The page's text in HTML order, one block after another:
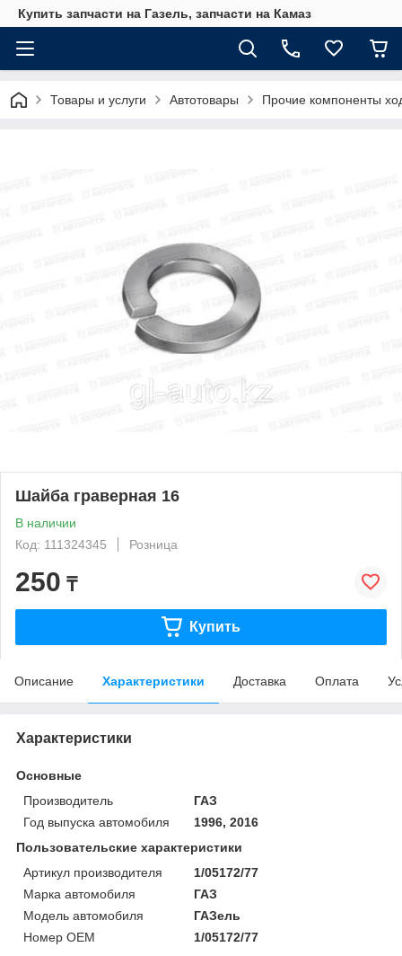
Купить запчасти на Газель, запчасти на Камаз
Товары и услуги Автотовары Прочие компоненты
Шайба граверная 16
В наличии
Код: 111324345
Розница
250 ₸
Купить
Описание Характеристики Доставка Оплата
Характеристики
Основные
Производитель
ГАЗ
Год выпуска автомобиля
1996, 2016
Пользовательские характеристики
Артикул производителя
1/05172/77
Марка автомобиля
ГАЗ
Модель автомобиля
ГАЗель
Номер OEM
1/05172/77